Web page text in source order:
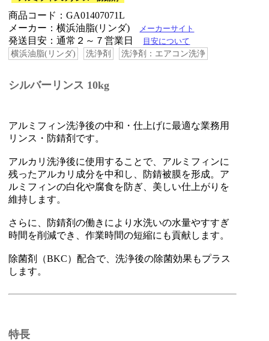
商品コード：GA01407071L
メーカー：横浜油脂(リンダ)
メーカーサイト
発送目安：通常２～７営業日 目安について
横浜油脂(リンダ) 洗浄剤 洗浄剤：エアコン洗浄
シルバーリンス 10kg
アルミフィン洗浄後の中和・仕上げに最適な業務用
リンス・防錆剤です。
アルカリ洗浄後に使用することで、アルミフィンに
残ったアルカリ成分を中和し、防錆被膜を形成。ア
ルミフィンの白化や腐食を防ぎ、美しい仕上がりを
維持します。
さらに、防錆剤の働きにより水洗いの水量やすすぎ
時間を削減でき、作業時間の短縮にも貢献します。
除菌剤（BKC）配合で、洗浄後の除菌効果もプラス
します。
特長